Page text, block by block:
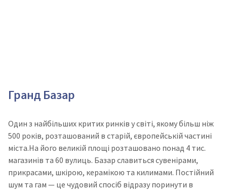
Гранд Базар
Один з найбільших критих ринків у світі, якому більш ніж
500 років, розташований в старій, європейській частині
міста.На його великій площі розташовано понад 4 тис.
магазинів та 60 вулиць. Базар славиться сувенірами,
прикрасами, шкірою, керамікою та килимами. Постійний
шум та гам — це чудовий спосіб відразу поринути в